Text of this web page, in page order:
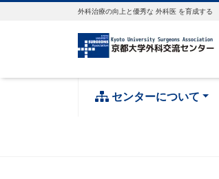
外科治療の向上と優秀な 外科医 を育成する
センターについて